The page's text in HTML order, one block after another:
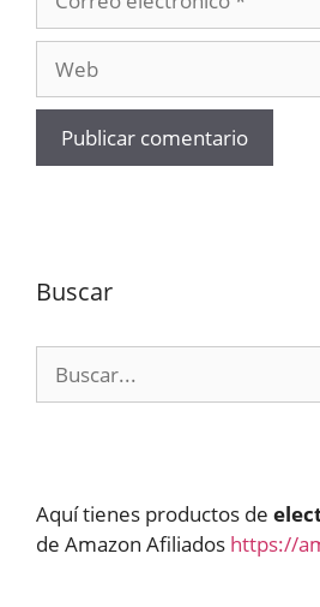
electrónico
Buscar
Aquí tienes productos de
de Amazon Afiliados https://